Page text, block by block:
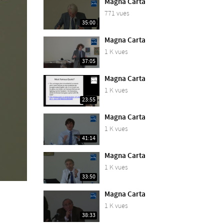
35:00
Magna Carta
771 vues
37:05
Magna Carta
1 K vues
23:55
Magna Carta
1 K vues
41:14
Magna Carta
1 K vues
33:50
Magna Carta
1 K vues
38:33
Magna Carta
1 K vues